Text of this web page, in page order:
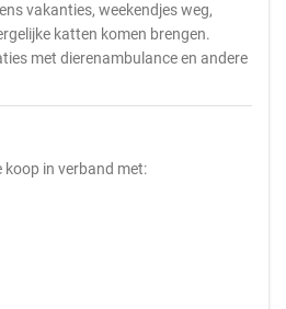
vakanties, weekendjes weg,
katten komen brengen.
met dierenambulance en andere
in verband met: